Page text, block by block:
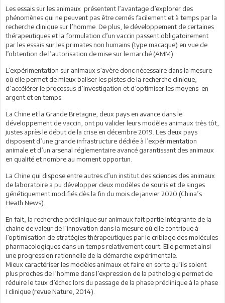
Les essais sur les animaux présentent l’avantage d’explorer des
phénomènes qui ne peuvent pas être cernés facilement et à temps par la
recherche clinique sur l’homme. De plus, le développement de certaines
thérapeutiques et la formulation d’un vaccin passent obligatoirement
par les essais sur les primates non humains (type macaque) en vue de
l’obtention de l’autorisation de mise sur le marché (AMM).
L’expérimentation sur animaux s’avère donc nécessaire dans la mesure
où elle permet de mieux baliser les pistes de la recherche clinique,
d’accélérer le processus d’investigation et d’optimiser les moyens en
argent et en temps.
La Chine et la Grande Bretagne, deux pays en avance dans le
développement de vaccin, ont pu valider leurs modèles animaux très tôt,
justes après le début de la crise en décembre 2019. Les deux pays
disposent d’une grande infrastructure dédiée à l’expérimentation
animale et d’un arsenal réglementaire avancé garantissant des animaux
en qualité et nombre au moment opportun.
La Chine qui dispose entre autres d’un institut des sciences des animaux
de laboratoire a pu développer deux modèles de souris et de singes
génétiquement modifiés dès la fin du mois de janvier 2020 (China’s
Heath News).
En fait, la recherche préclinique sur animaux fait partie intégrante de la
chaine de valeur de l’innovation dans la mesure où elle contribue à
l’optimisation de stratégies thérapeutiques par le criblage des molécules
pharmacologiques dans un temps relativement court. Elle permet ainsi
une progression rationnelle de la démarche expérimentale.
Mieux caractériser les modèles animaux et faire en sorte qu’ils soient
plus proches de l’homme dans l’expression de la pathologie permet de
réduire le taux d’échec lors du passage de la phase préclinique à la phase
I clinique (revue Nature, 2014).